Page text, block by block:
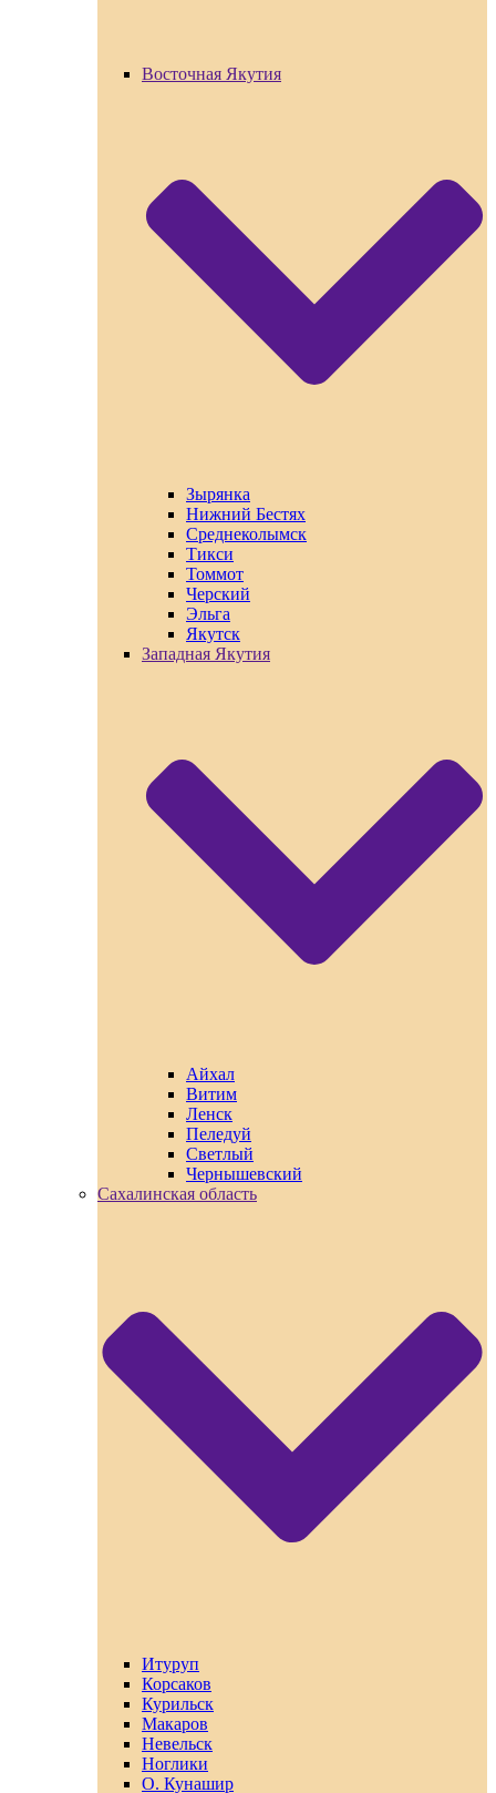
Восточная Якутия
Зырянка
Нижний Бестях
Среднеколымск
Тикси
Томмот
Черский
Эльга
Якутск
Западная Якутия
Айхал
Витим
Ленск
Пеледуй
Светлый
Чернышевский
Сахалинская область
Итуруп
Корсаков
Курильск
Макаров
Невельск
Ноглики
О. Кунашир